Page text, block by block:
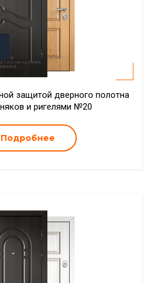
защитой дверного полотна
и ригелями №20
Подробнее